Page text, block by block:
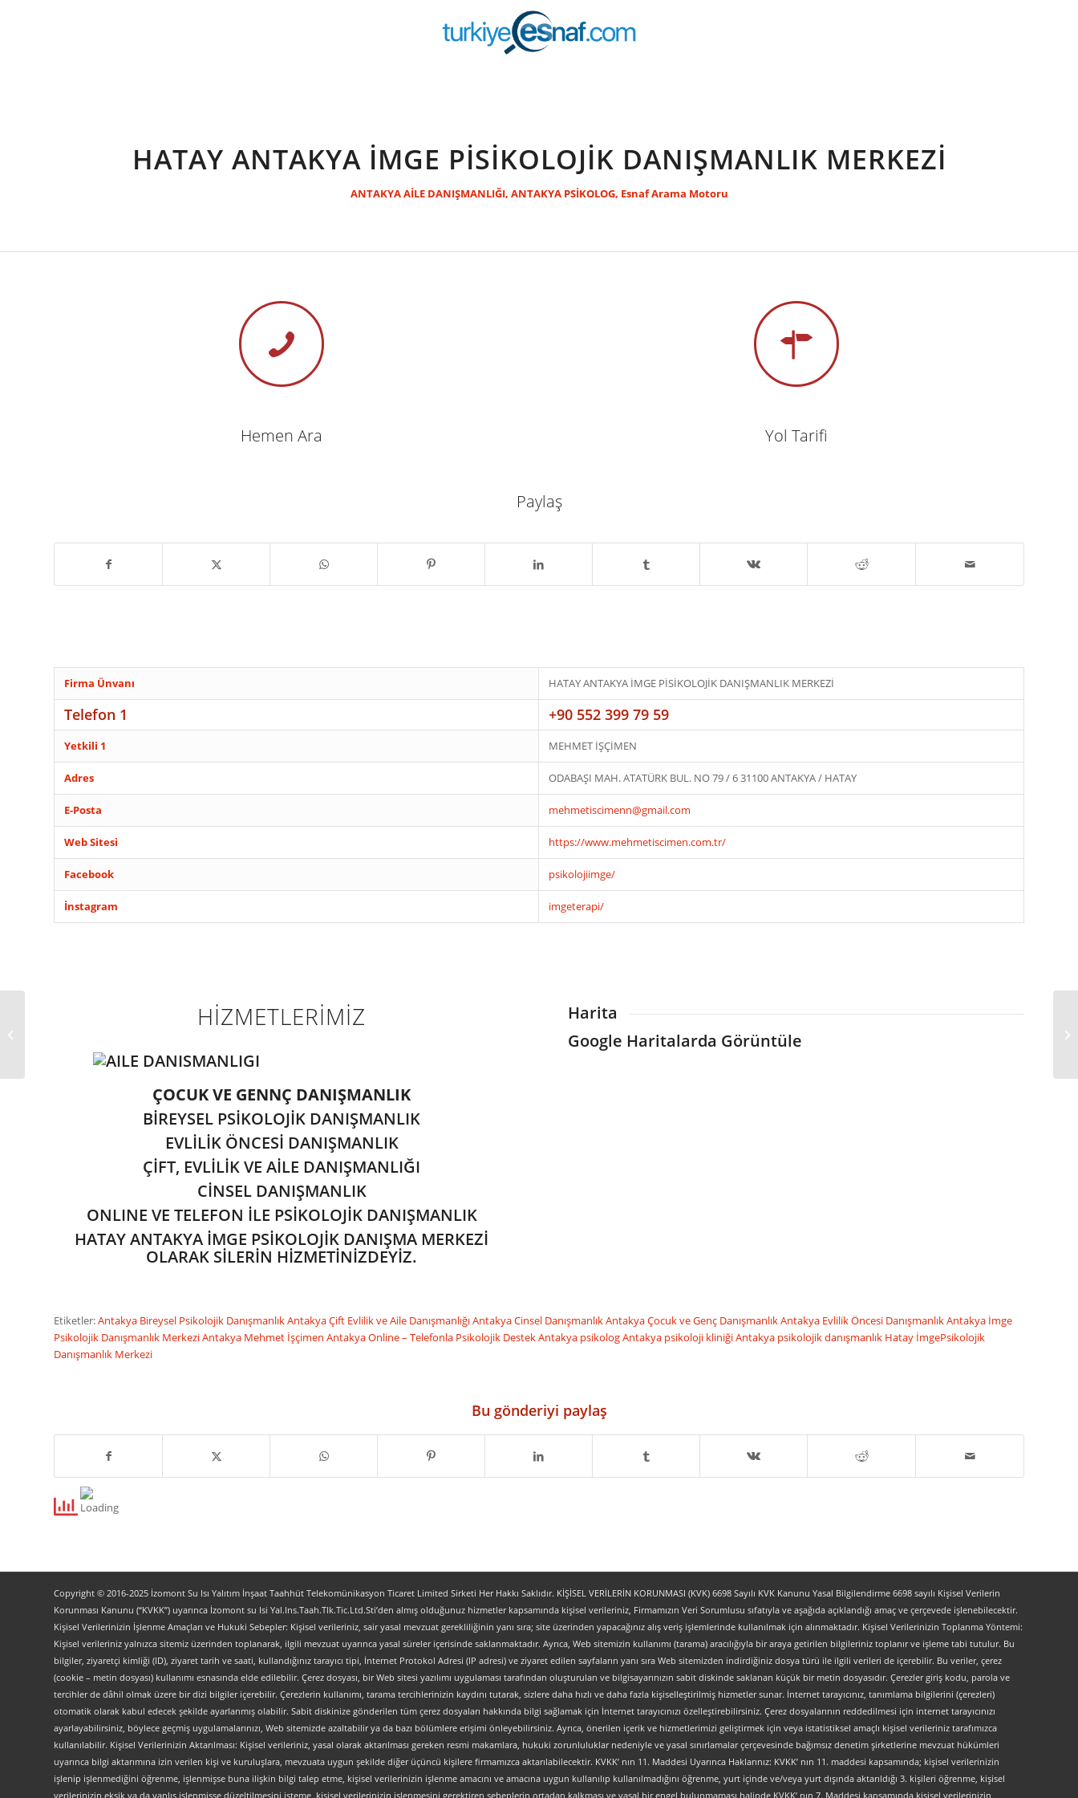
HATAY ANTAKYA İMGE PİSİKOLOJİK DANIŞMANLIK MERKEZİ
ANTAKYA AİLE DANIŞMANLIĞI, ANTAKYA PSİKOLOG, Esnaf Arama Motoru
Hemen Ara Yol Tarifi
Paylaş
Firma Ünvanı HATAY ANTAKYA İMGE PİSİKOLOJİK DANIŞMANLIK MERKEZİ
Telefon 1 +90 552 399 79 59
Yetkili 1 MEHMET İŞÇİMEN
Adres ODABAŞI MAH. ATATÜRK BUL. NO 79 / 6 31100 ANTAKYA / HATAY
E-Posta mehmetiscimenn@gmail.com
Web Sitesi https://www.mehmetiscimen.com.tr/
Facebook psikolojiimge/
İnstagram imgeterapi/
HİZMETLERİMİZ
ÇOCUK VE GENNÇ DANIŞMANLIK
BİREYSEL PSİKOLOJİK DANIŞMANLIK
EVLİLİK ÖNCESİ DANIŞMANLIK
ÇİFT, EVLİLİK VE AİLE DANIŞMANLIĞI
CİNSEL DANIŞMANLIK
ONLINE VE TELEFON İLE PSİKOLOJİK DANIŞMANLIK
HATAY ANTAKYA İMGE PSİKOLOJİK DANIŞMA MERKEZİ
OLARAK SİLERİN HİZMETİNİZDEYİZ.
Harita
Google Haritalarda Görüntüle
Etiketler:Antakya Bireysel Psikolojik DanışmanlıkAntakya Çift Evlilik ve Aile DanışmanlığıAntakya Cinsel DanışmanlıkAntakya Çocuk ve Genç DanışmanlıkAntakya Evlilik Öncesi DanışmanlıkAntakya İmge
Psikolojik Danışmanlık MerkeziAntakya Mehmet İşçimen Antakya Online – Telefonla Psikolojik DestekAntakya psikologAntakya psikoloji kliniğiAntakya psikolojik danışmanlık Hatay İmgePsikolojik
Danışmanlık Merkezi
Bu gönderiyi paylaş
Copyright © 2016-2025 İzomont Su Isı Yalıtım İnşaat Taahhüt Telekomünikasyon Ticaret Limited Sirketi Her Hakkı Saklıdır. KİŞİSEL VERİLERİN KORUNMASI (KVK) 6698 Sayılı KVK Kanunu Yasal Bilgilendirme 6698 sayılı Kişisel Verilerin
Korunması Kanunu (“KVKK”) uyarınca İzomont su Isi Yal.Ins.Taah.Tlk.Tic.Ltd.Sti’den almış olduğunuz hizmetler kapsamında kişisel verileriniz, Firmamızın Veri Sorumlusu sıfatıyla ve aşağıda açıklandığı amaç ve çerçevede işlenebilecektir.
Kişisel Verilerinizin İşlenme Amaçları ve Hukuki Sebepler: Kişisel verileriniz, sair yasal mevzuat gerekliliğinin yanı sıra; site üzerinden yapacağınız alış veriş işlemlerinde kullanılmak için alınmaktadır. Kişisel Verilerinizin Toplanma Yöntemi:
Kişisel verileriniz yalnızca sitemiz üzerinden toplanarak, ilgili mevzuat uyarınca yasal süreler içerisinde saklanmaktadır. Ayrıca, Web sitemizin kullanımı (tarama) aracılığıyla bir araya getirilen bilgileriniz toplanır ve işleme tabi tutulur. Bu
bilgiler, ziyaretçi kimliği (ID), ziyaret tarih ve saati, kullandığınız tarayıcı tipi, İnternet Protokol Adresi (IP adresi) ve ziyaret edilen sayfaların yanı sıra Web sitemizden indirdiğiniz dosya türü ile ilgili verileri de içerebilir. Bu veriler, çerez
(cookie – metin dosyası) kullanımı esnasında elde edilebilir. Çerez dosyası, bir Web sitesi yazılımı uygulaması tarafından oluşturulan ve bilgisayarınızın sabit diskinde saklanan küçük bir metin dosyasıdır. Çerezler giriş kodu, parola ve
tercihler de dâhil olmak üzere bir dizi bilgiler içerebilir. Çerezlerin kullanımı, tarama tercihlerinizin kaydını tutarak, sizlere daha hızlı ve daha fazla kişiselleştirilmiş hizmetler sunar. İnternet tarayıcınız, tanımlama bilgilerini (çerezleri)
otomatik olarak kabul edecek şekilde ayarlanmış olabilir. Sabit diskinize gönderilen tüm çerez dosyaları hakkında bilgi sağlamak için İnternet tarayıcınızı özelleştirebilirsiniz. Çerez dosyalarının reddedilmesi için internet tarayıcınızı
ayarlayabilirsiniz, böylece geçmiş uygulamalarınızı, Web sitemizde azaltabilir ya da bazı bölümlere erişimi önleyebilirsiniz. Ayrıca, önerilen içerik ve hizmetlerimizi geliştirmek için veya istatistiksel amaçlı kişisel verileriniz tarafımızca
kullanılabilir. Kişisel Verilerinizin Aktarılması: Kişisel verileriniz, yasal olarak aktarılması gereken resmi makamlara, hukuki zorunluluklar nedeniyle ve yasal sınırlamalar çerçevesinde bağımsız denetim şirketlerine mevzuat hükümleri
uyarınca bilgi aktarımına izin verilen kişi ve kuruluşlara, mevzuata uygun şekilde diğer üçüncü kişilere firmamızca aktarılabilecektir. KVKK’ nın 11. Maddesi Uyarınca Haklarınız: KVKK’ nın 11. maddesi kapsamında; kişisel verilerinizin
işlenip işlenmediğini öğrenme, işlenmişse buna ilişkin bilgi talep etme, kişisel verilerinizin işlenme amacını ve amacına uygun kullanılıp kullanılmadığını öğrenme, yurt içinde ve/veya yurt dışında aktarıldığı 3. kişileri öğrenme, kişisel
verilerinizin eksik ya da yanlış işlenmişse düzeltilmesini isteme, kişisel verilerinizin işlenmesini gerektiren sebeplerin ortadan kalkması ve yasal bir engel bulunmaması halinde KVKK’ nın 7. Maddesi kapsamında kişisel verilerinizin